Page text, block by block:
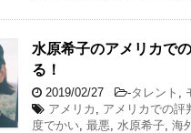
水原希子のアメリカで
る！
2019/02/27 -タレント
アメリカ
アメリカでの評
度でかい 最悪 水原希子 海